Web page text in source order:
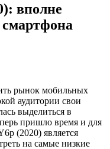
вполне
смартфона
рынок мобильных
аудитории свои
выделиться в
пришло время и для
(2020) является
на самые низкие